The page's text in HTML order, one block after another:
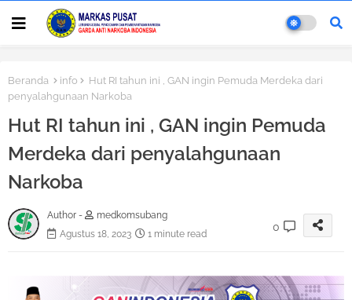
Beranda info
Hut RI tahun ini , GAN ingin Pemuda Merdeka dari
penyalahgunaan Narkoba
Hut RI tahun ini , GAN ingin Pemuda
Merdeka dari penyalahgunaan
Narkoba
Author -
medkomsubang
Agustus 18, 2023
1 minute read
0